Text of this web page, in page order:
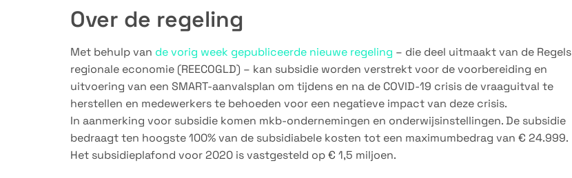
Over de regeling
Met behulp van de vorig week gepubliceerde nieuwe regeling – die deel uitmaakt van de Regels
regionale economie (REECOGLD) – kan subsidie worden verstrekt voor de voorbereiding en
uitvoering van een SMART-aanvalsplan om tijdens en na de COVID-19 crisis de vraaguitval te
herstellen en medewerkers te behoeden voor een negatieve impact van deze crisis.
In aanmerking voor subsidie komen mkb-ondernemingen en onderwijsinstellingen. De subsidie
bedraagt ten hoogste 100% van de subsidiabele kosten tot een maximumbedrag van € 24.999.
Het subsidieplafond voor 2020 is vastgesteld op € 1,5 miljoen.